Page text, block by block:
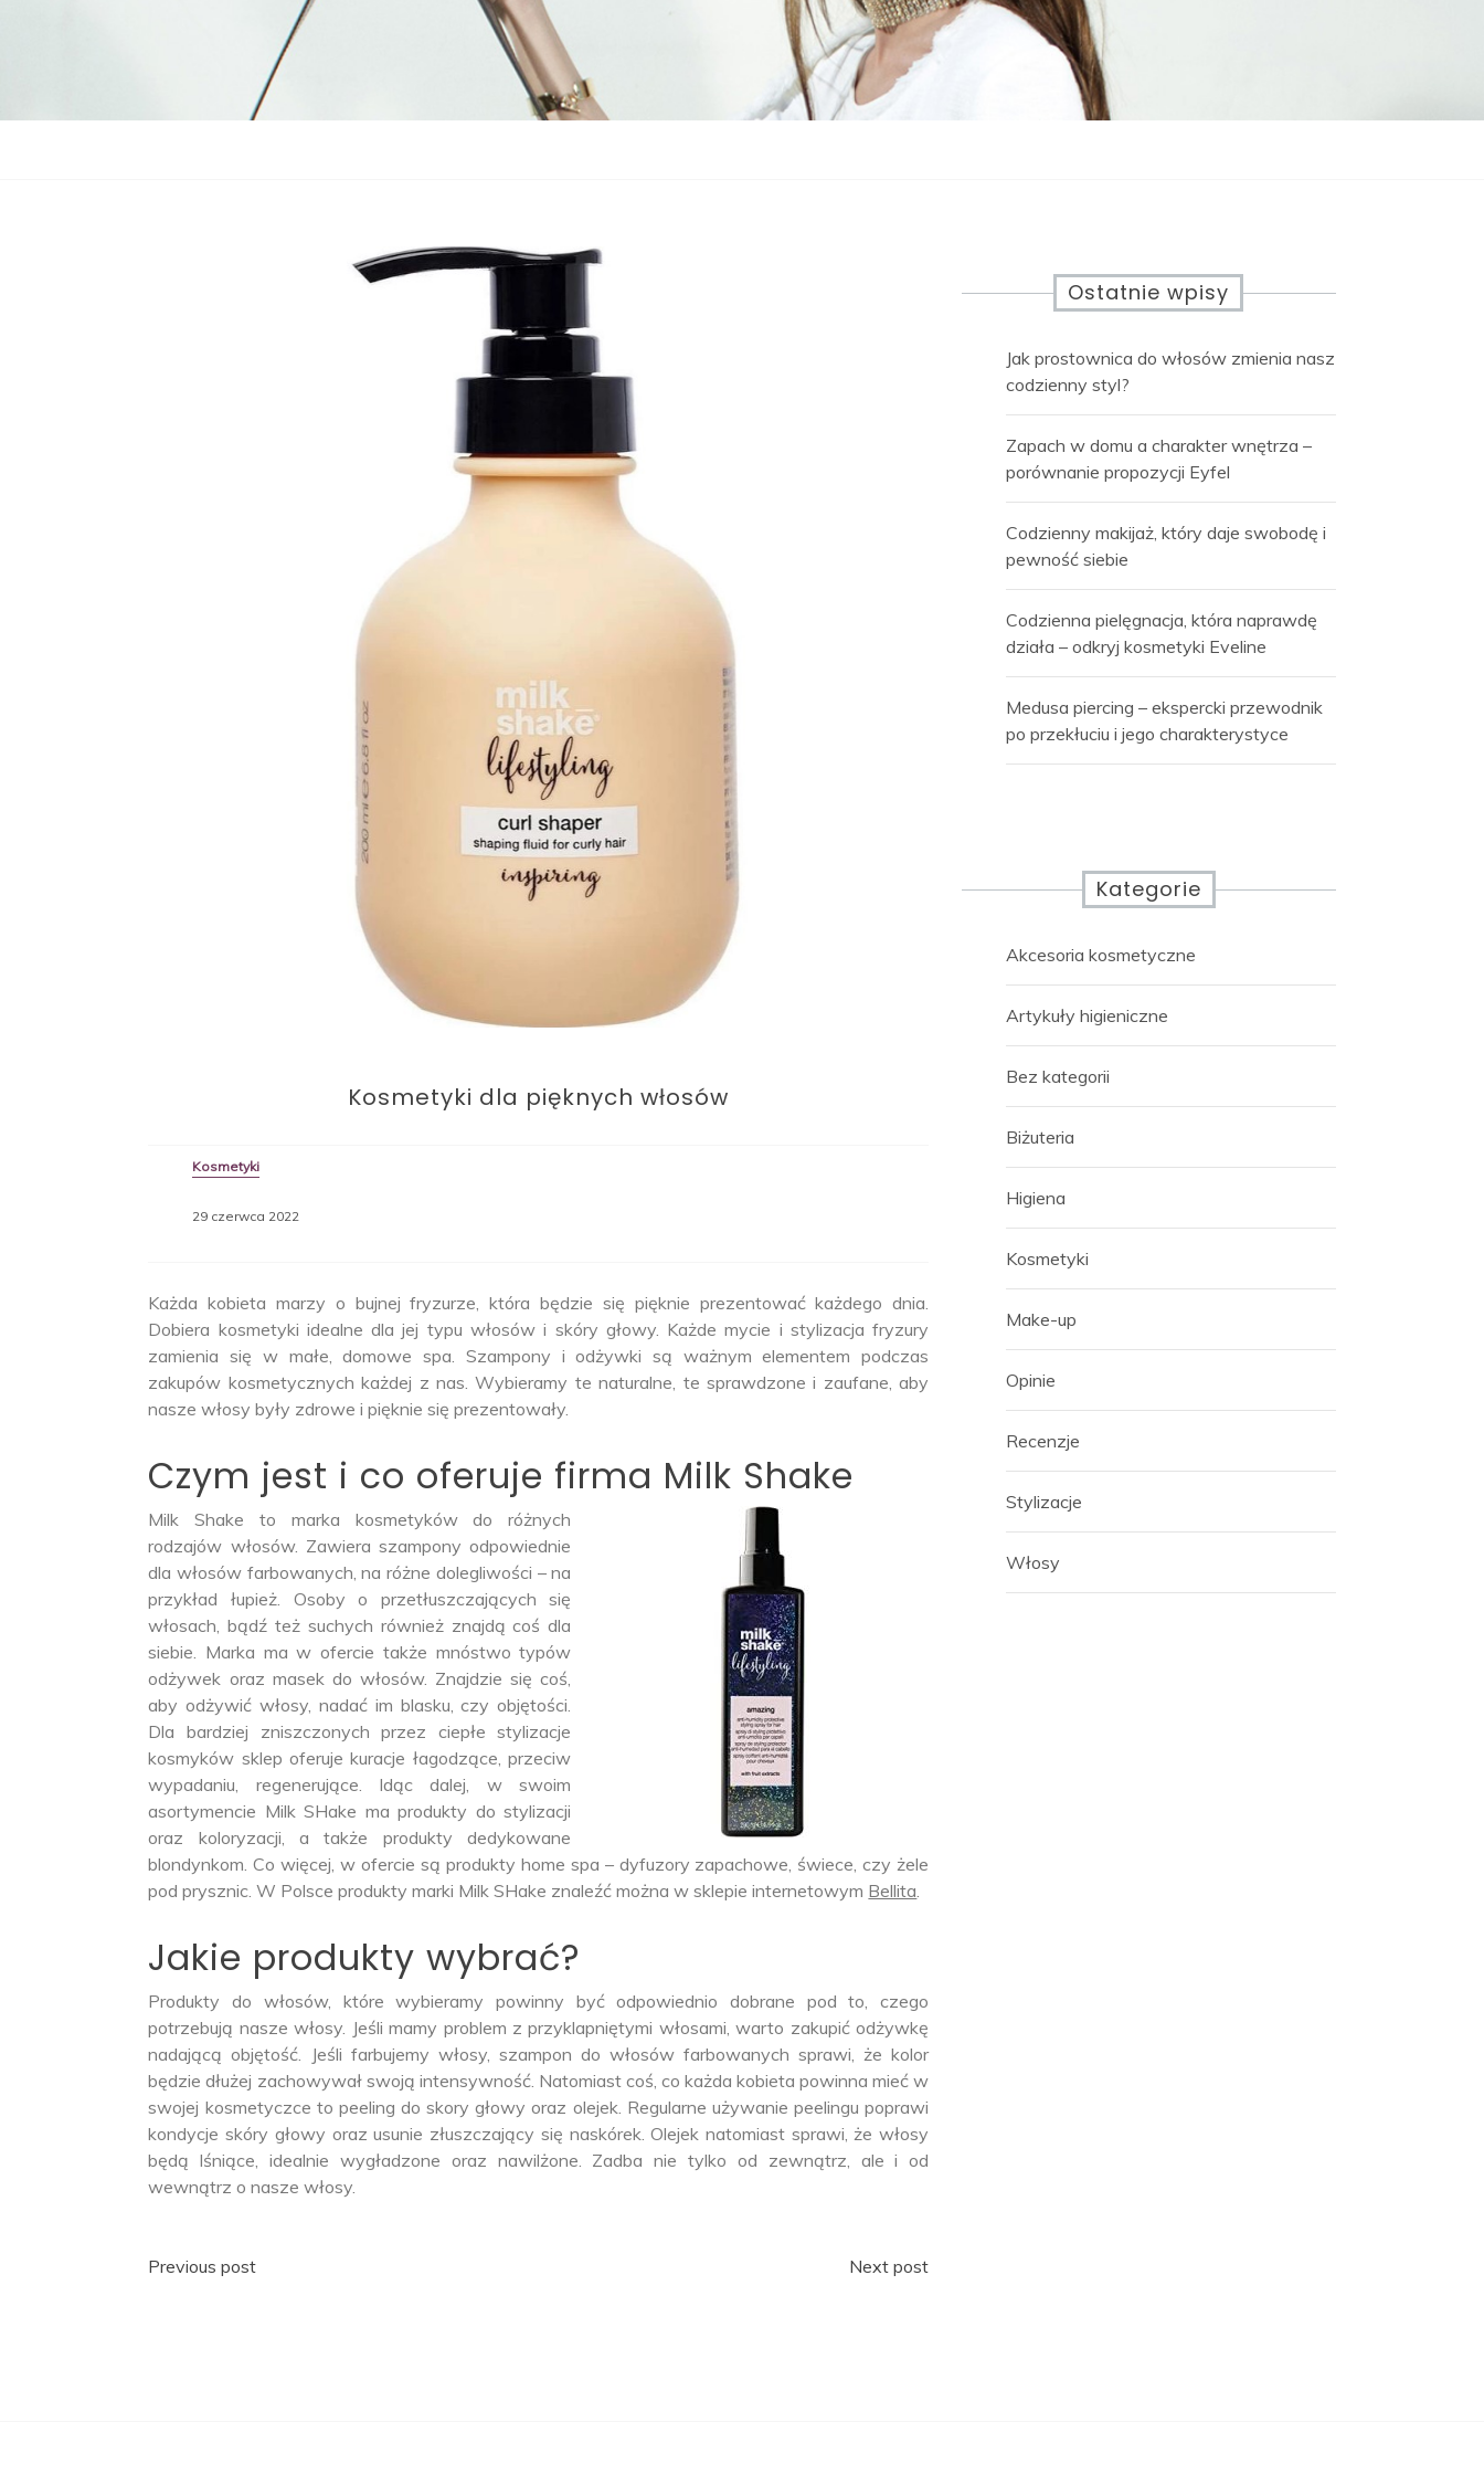
Kosmetyki dla pięknych włosów
Kosmetyki
29 czerwca 2022
Każda kobieta marzy o bujnej fryzurze, która będzie się pięknie prezentować każdego dnia.
Dobiera kosmetyki idealne dla jej typu włosów i skóry głowy. Każde mycie i stylizacja fryzury
zamienia się w małe, domowe spa. Szampony i odżywki są ważnym elementem podczas
zakupów kosmetycznych każdej z nas. Wybieramy te naturalne, te sprawdzone i zaufane, aby
nasze włosy były zdrowe i pięknie się prezentowały.
Czym jest i co oferuje firma Milk Shake
Milk Shake to marka kosmetyków do różnych
rodzajów włosów. Zawiera szampony odpowiednie
dla włosów farbowanych, na różne dolegliwości – na
przykład łupież. Osoby o przetłuszczających się
włosach, bądź też suchych również znajdą coś dla
siebie. Marka ma w ofercie także mnóstwo typów
odżywek oraz masek do włosów. Znajdzie się coś,
aby odżywić włosy, nadać im blasku, czy objętości.
Dla bardziej zniszczonych przez ciepłe stylizacje
kosmyków sklep oferuje kuracje łagodzące, przeciw
wypadaniu, regenerujące. Idąc dalej, w swoim
asortymencie Milk SHake ma produkty do stylizacji
oraz koloryzacji, a także produkty dedykowane
blondynkom. Co więcej, w ofercie są produkty home spa – dyfuzory zapachowe, świece, czy żele
pod prysznic. W Polsce produkty marki Milk SHake znaleźć można w sklepie internetowym Bellita
Jakie produkty wybrać?
Produkty do włosów, które wybieramy powinny być odpowiednio dobrane pod to, czego
potrzebują nasze włosy. Jeśli mamy problem z przyklapniętymi włosami, warto zakupić odżywkę
nadającą objętość. Jeśli farbujemy włosy, szampon do włosów farbowanych sprawi, że kolor
będzie dłużej zachowywał swoją intensywność. Natomiast coś, co każda kobieta powinna mieć w
swojej kosmetyczce to peeling do skory głowy oraz olejek. Regularne używanie peelingu poprawi
kondycje skóry głowy oraz usunie złuszczający się naskórek. Olejek natomiast sprawi, że włosy
będą lśniące, idealnie wygładzone oraz nawilżone. Zadba nie tylko od zewnątrz, ale i od
wewnątrz o nasze włosy.
Nawigacja
Previous post Next post
Ostatnie wpisy
Jak prostownica do włosów zmienia nasz
codzienny styl?
Zapach w domu a charakter wnętrza –
porównanie propozycji Eyfel
Codzienny makijaż, który daje swobodę i
pewność siebie
Codzienna pielęgnacja, która naprawdę
działa – odkryj kosmetyki Eveline
Medusa piercing – ekspercki przewodnik
po przekłuciu i jego charakterystyce
Kategorie
Akcesoria kosmetyczne
Artykuły higieniczne
Bez kategorii
Biżuteria
Higiena
Kosmetyki
Make-up
Opinie
Recenzje
Stylizacje
Włosy